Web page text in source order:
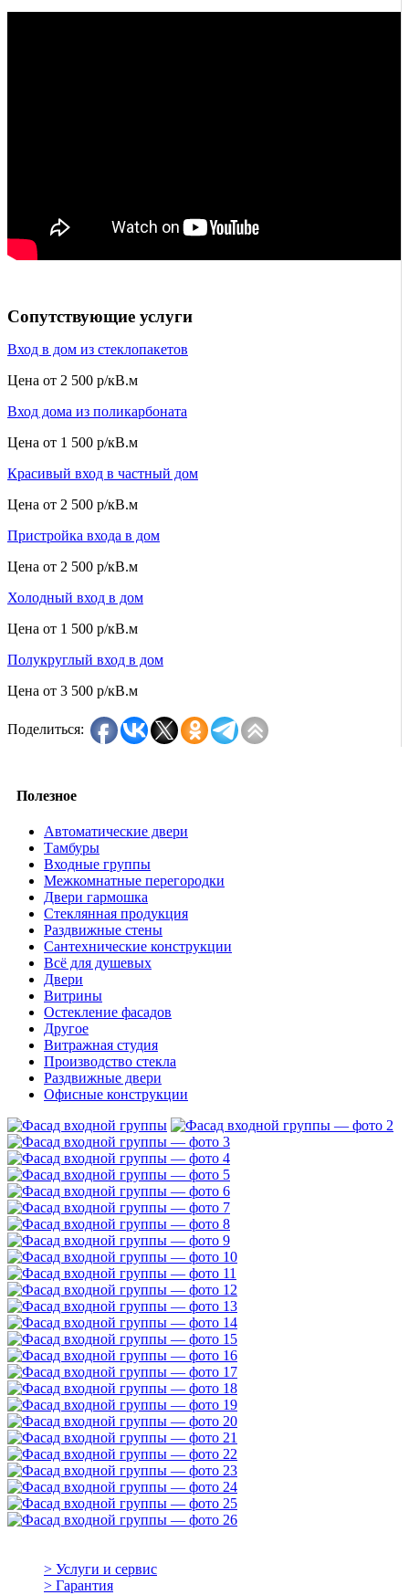
Сопутствующие услуги
Вход в дом из стеклопакетов
Цена от 2 500 р/кВ.м
Вход дома из поликарбоната
Цена от 1 500 р/кВ.м
Красивый вход в частный дом
Цена от 2 500 р/кВ.м
Пристройка входа в дом
Цена от 2 500 р/кВ.м
Холодный вход в дом
Цена от 1 500 р/кВ.м
Полукруглый вход в дом
Цена от 3 500 р/кВ.м
Поделиться:
Полезное
Автоматические двери
Тамбуры
Входные группы
Межкомнатные перегородки
Двери гармошка
Стеклянная продукция
Раздвижные стены
Сантехнические конструкции
Всё для душевых
Двери
Витрины
Остекление фасадов
Другое
Витражная студия
Производство стекла
Раздвижные двери
Офисные конструкции
> Услуги и сервис
> Гарантия